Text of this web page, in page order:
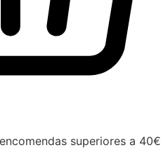
superiores a 40€